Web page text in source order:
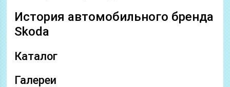
История автомобильного бренда
Skoda
Каталог
Галереи